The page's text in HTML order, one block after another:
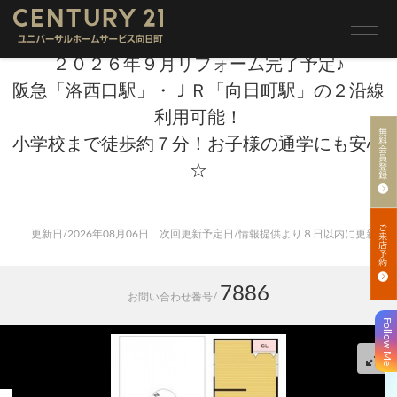
Follow Me
トップ > 売買 検索一覧
２０２６年９月リフォーム完了予定♪
阪急「洛西口駅」・ＪＲ「向日町駅」の２沿線
利用可能！
小学校まで徒歩約７分！お子様の通学にも安心
☆
更新日/2026年08月06日 次回更新予定日/情報提供より８日以内に更新
お問い合わせ番号/ 7886